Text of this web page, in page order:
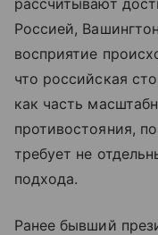
Россией,
восприятие
что российская
как часть
противостояния,
требует не
подхода.
Ранее бывший